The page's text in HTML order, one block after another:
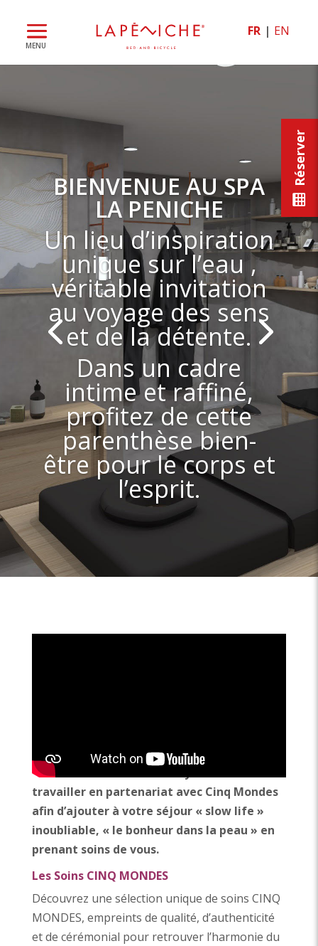
FR EN
BIENVENUE AU SPA
LA PENICHE
Un lieu d’inspiration
unique sur l’eau ,
véritable invitation
au voyage des sens
et de la détente.
Dans un cadre
intime et raffiné,
profitez de cette
parenthèse bien-
être pour le corps et
l’esprit.
Réserver
savourez le présent, vivez « Slow ».
LA PENICHE® « Bed And Bicycle » a choisi de
travailler en partenariat avec Cinq Mondes
afin d’ajouter à votre séjour « slow life »
inoubliable, « le bonheur dans la peau » en
prenant soins de vous.
Les Soins CINQ MONDES
Découvrez une sélection unique de soins CINQ
MONDES, empreints de qualité, d’authenticité
et de cérémonial pour retrouver l’harmonie du